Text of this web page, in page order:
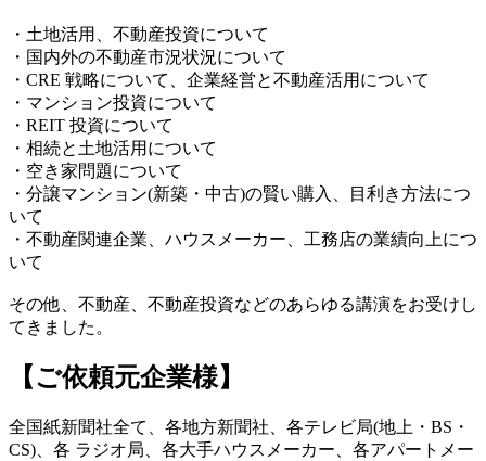
・土地活用、不動産投資について
・国内外の不動産市況状況について
・CRE 戦略について、企業経営と不動産活用について
・マンション投資について
・REIT 投資について
・相続と土地活用について
・空き家問題について
・分譲マンション(新築・中古)の賢い購入、目利き方法につ
いて
・不動産関連企業、ハウスメーカー、工務店の業績向上につ
いて
その他、不動産、不動産投資などのあらゆる講演をお受けし
てきました。
【ご依頼元企業様】
全国紙新聞社全て、各地方新聞社、各テレビ局(地上・BS・
CS)、各 ラジオ局、各大手ハウスメーカー、各アパートメー